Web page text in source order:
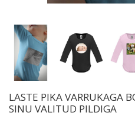
LASTE PIKA VARRUKAGA
SINU VALITUD PILDIGA